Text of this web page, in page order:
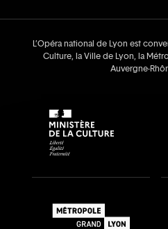
L’Opéra national de Lyon est
Culture, la Ville de Lyon, la